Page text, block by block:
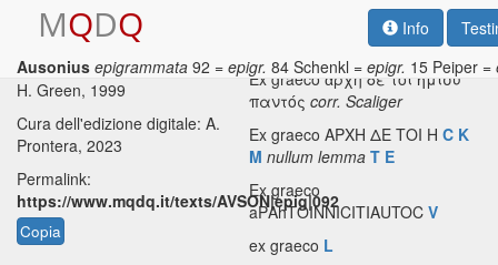
MQDQ Info
Ausonius epigrammata 92 = epigr. 84 Schenkl = epigr. 15 Peiper =
Testo base di riferimento: R. P.
H. Green, 1999
Cura dell'edizione digitale: A.
Prontera, 2023
Permalink:
https://www.mqdq.it/texts/AVSON|epig|092
Copia
Ex graeco ἀρχὴ δὲ τοι ἥμισυ
παντός corr. Scaliger
Ex graeco ΑΡΧΗ ΔΕ ΤΟΙ Η C K
M nullum lemma T E
Ex graeco
aΡΑhΤΟΙΝΝΙCITIAUTOC V
ex graeco L